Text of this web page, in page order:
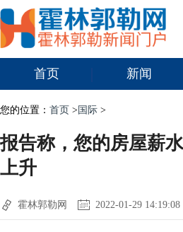
首页 新闻
您的位置： 首页 > 国际 >
报告称，您的房屋薪
上升
霍林郭勒网 2022-01-29 14:19:08